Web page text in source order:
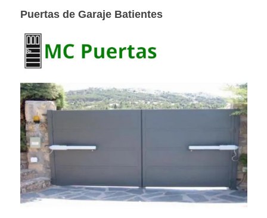
Puertas de Garaje Batientes